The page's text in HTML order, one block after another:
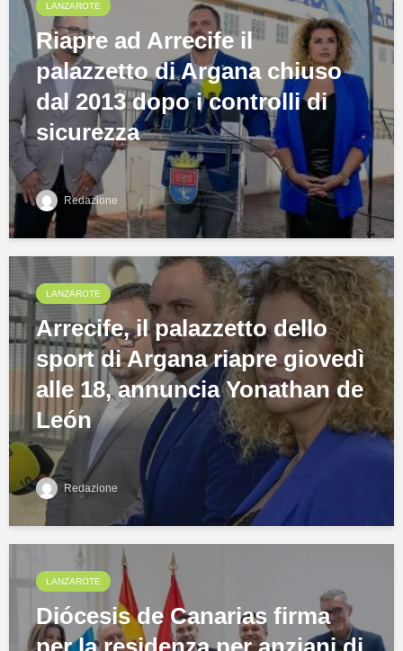
LANZAROTE
Riapre ad Arrecife il
palazzetto di Argana chiuso
dal 2013 dopo i controlli di
sicurezza
Redazione
LANZAROTE
Arrecife, il palazzetto dello
sport di Argana riapre giovedì
alle 18, annuncia Yonathan de
León
Redazione
LANZAROTE
Diócesis de Canarias firma